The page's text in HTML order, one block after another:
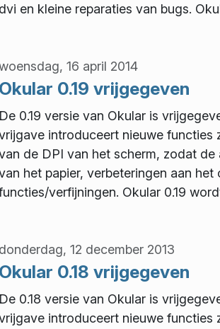
dvi en kleine reparaties van bugs.
16 april 2014
Okular 0.19 vrijgegeven
De 0.19 versie van Okular is
introduceert nieuwe functies
de DPI van het scherm, zodat
het papier, verbeteringen aan
verfijningen. Okular 0.19
donderdag, 12 december 2013
Okular 0.18 vrijgegeven
De 0.18 versie van Okular is
introduceert nieuwe